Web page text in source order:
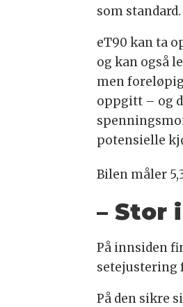
som standard.
eT90 kan ta
og kan også
men
oppgitt – og
potensielle
Bilen måler
– Stor
På innsiden
setejustering
På den sikre